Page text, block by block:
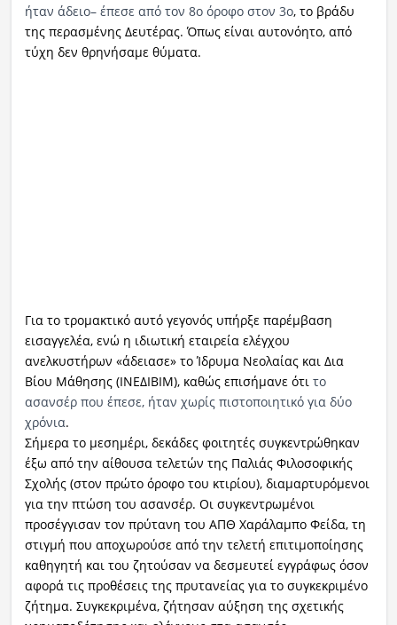
ήταν άδειο– έπεσε από τον 8ο όροφο στον 3ο, το βράδυ
της περασμένης Δευτέρας. Όπως είναι αυτονόητο, από
τύχη δεν θρηνήσαμε θύματα.
Για το τρομακτικό αυτό γεγονός υπήρξε παρέμβαση
εισαγγελέα, ενώ η ιδιωτική εταιρεία ελέγχου
ανελκυστήρων «άδειασε» το Ίδρυμα Νεολαίας και Δια
Βίου Μάθησης (ΙΝΕΔΙΒΙΜ), καθώς επισήμανε ότι το
ασανσέρ που έπεσε, ήταν χωρίς πιστοποιητικό για δύο
χρόνια.
Σήμερα το μεσημέρι, δεκάδες φοιτητές συγκεντρώθηκαν
έξω από την αίθουσα τελετών της Παλιάς Φιλοσοφικής
Σχολής (στον πρώτο όροφο του κτιρίου), διαμαρτυρόμενοι
για την πτώση του ασανσέρ. Οι συγκεντρωμένοι
προσέγγισαν τον πρύτανη του ΑΠΘ Χαράλαμπο Φείδα, τη
στιγμή που αποχωρούσε από την τελετή επιτιμοποίησης
καθηγητή και του ζητούσαν να δεσμευτεί εγγράφως όσον
αφορά τις προθέσεις της πρυτανείας για το συγκεκριμένο
ζήτημα. Συγκεκριμένα, ζήτησαν αύξηση της σχετικής